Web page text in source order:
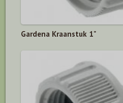
Gardena Kraanstuk 1"